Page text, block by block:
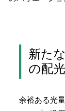
新た
の配光
余裕ある光